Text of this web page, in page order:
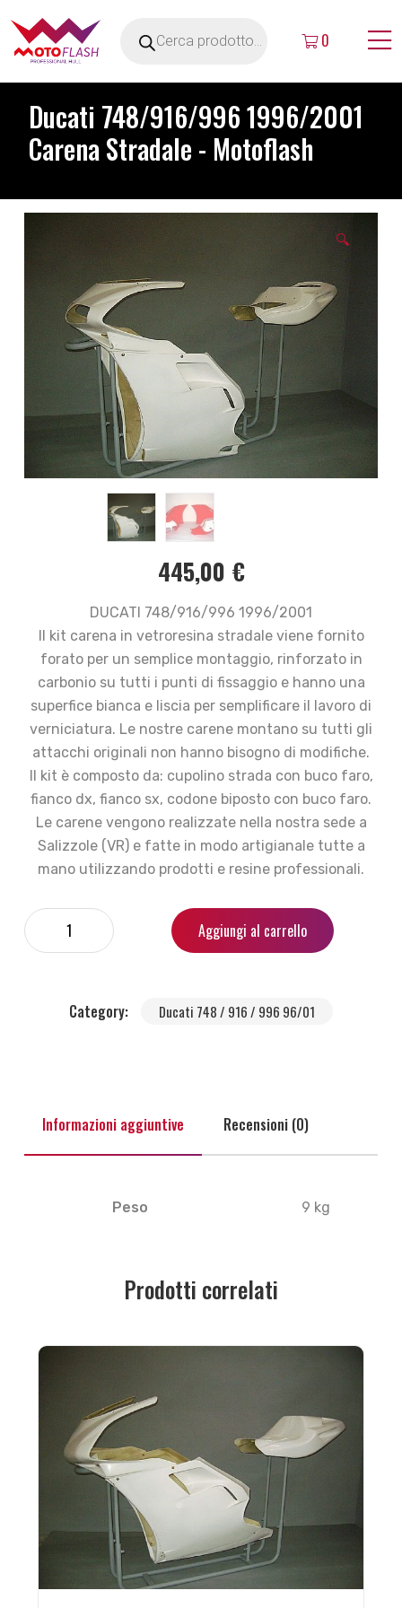
0
Ducati 748/916/996 1996/2001
Carena Stradale - Motoflash
🔍
445,00 €
DUCATI 748/916/996 1996/2001
Il kit carena in vetroresina stradale viene fornito
forato per un semplice montaggio, rinforzato in
carbonio su tutti i punti di fissaggio e hanno una
superfice bianca e liscia per semplificare il lavoro di
verniciatura. Le nostre carene montano su tutti gli
attacchi originali non hanno bisogno di modifiche.
Il kit è composto da: cupolino strada con buco faro,
fianco dx, fianco sx, codone biposto con buco faro.
Le carene vengono realizzate nella nostra sede a
Salizzole (VR) e fatte in modo artigianale tutte a
mano utilizzando prodotti e resine professionali.
Aggiungi al carrello
Category: Ducati 748 / 916 / 996 96/01
Informazioni aggiuntive Recensioni (0)
Peso 9 kg
Prodotti correlati